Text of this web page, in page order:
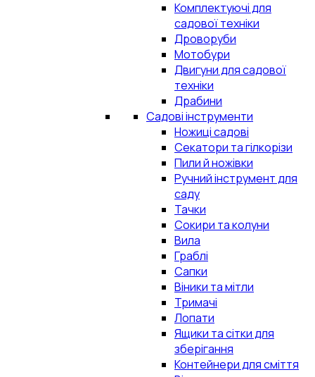
Комплектуючі для
садової техніки
Дроворуби
Мотобури
Двигуни для садової
техніки
Драбини
Садові інструменти
Ножиці садові
Секатори та гілкорізи
Пили й ножівки
Ручний інструмент для
саду
Тачки
Сокири та колуни
Вила
Граблі
Сапки
Віники та мітли
Тримачі
Лопати
Ящики та сітки для
зберігання
Контейнери для сміття